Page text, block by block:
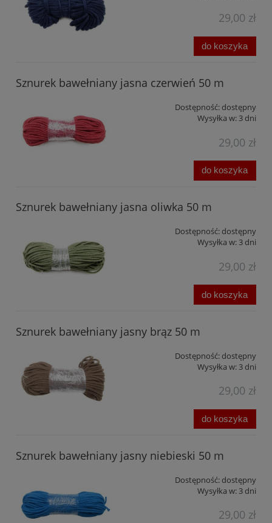
29,00 zł
do koszyka
Sznurek bawełniany jasna czerwień 50 m
Dostępność: dostępny
Wysyłka w: 3 dni
29,00 zł
do koszyka
Sznurek bawełniany jasna oliwka 50 m
Dostępność: dostępny
Wysyłka w: 3 dni
29,00 zł
do koszyka
Sznurek bawełniany jasny brąz 50 m
Dostępność: dostępny
Wysyłka w: 3 dni
29,00 zł
do koszyka
Sznurek bawełniany jasny niebieski 50 m
Dostępność: dostępny
Wysyłka w: 3 dni
29,00 zł